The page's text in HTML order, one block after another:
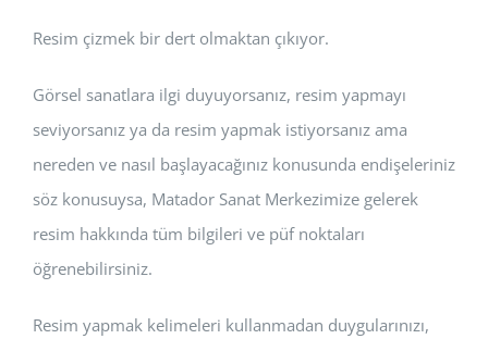
Resim çizmek bir dert olmaktan çıkıyor.
Görsel sanatlara ilgi duyuyorsanız, resim yapmayı
seviyorsanız ya da resim yapmak istiyorsanız ama
nereden ve nasıl başlayacağınız konusunda endişeleriniz
söz konusuysa, Matador Sanat Merkezimize gelerek
resim hakkında tüm bilgileri ve püf noktaları
öğrenebilirsiniz.
Resim yapmak kelimeleri kullanmadan duygularınızı,